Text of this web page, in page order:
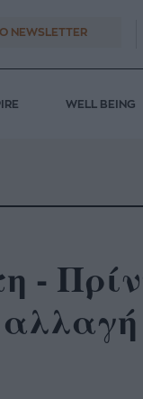
NEWSLETTER
WELL BEING
-